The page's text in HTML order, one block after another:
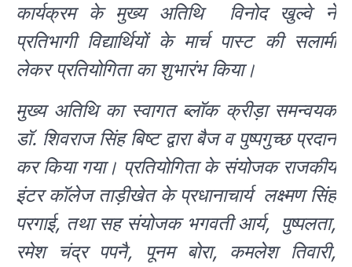
कार्यक्रम के मुख्य अतिथि विनोद खुल्वे ने
प्रतिभागी विद्यार्थियों के मार्च पास्ट की सलामी
लेकर प्रतियोगिता का शुभारंभ किया।
मुख्य अतिथि का स्वागत ब्लॉक क्रीड़ा समन्वयक
डॉ. शिवराज सिंह बिष्ट द्वारा बैज व पुष्पगुच्छ प्रदान
कर किया गया। प्रतियोगिता के संयोजक राजकीय
इंटर कॉलेज ताड़ीखेत के प्रधानाचार्य लक्ष्मण सिंह
परगाई, तथा सह संयोजक भगवती आर्य, पुष्पलता,
रमेश चंद्र पपनै, पूनम बोरा, कमलेश तिवारी,